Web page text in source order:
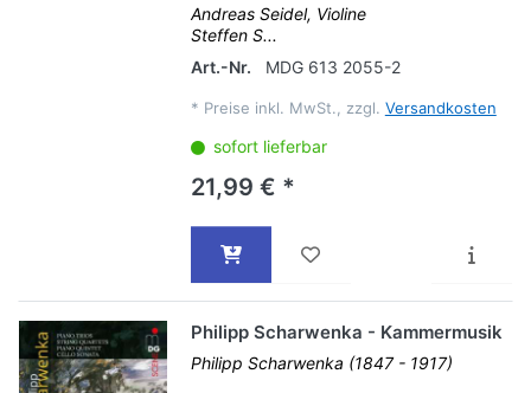
Andreas Seidel, Violine
Steffen S...
Art.-Nr.
MDG 613 2055-2
* Preise inkl. MwSt., zzgl. Versandkosten
sofort lieferbar
21,99 € *
Philipp Scharwenka - Kammermusik
Philipp Scharwenka (1847 - 1917)